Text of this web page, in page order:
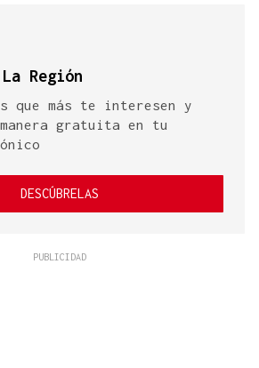
Región
que más te interesen y
gratuita en tu
DESCÚBRELAS